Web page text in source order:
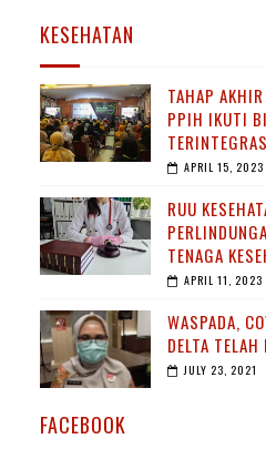
KESEHATAN
TAHAP
PPIH IKUTI
APRIL 15, 2023
RUU
TENAGA
APRIL 11, 2023
WASPADA,
DELTA
JULY 23, 2021
FACEBOOK